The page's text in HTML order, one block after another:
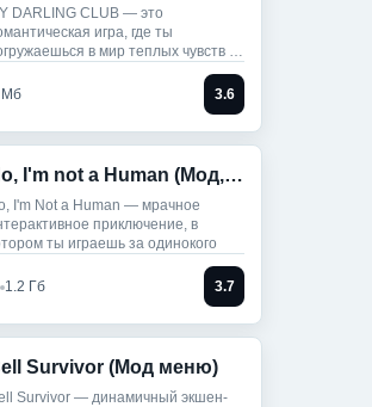
DARLING CLUB — это
игра, где ты
в мир теплых чувств и
Мб 3.6
No, I'm not a Human (Мод, Unlocked)
I'm Not a Human — мрачное
приключение, в
ты играешь за одинокого
1.2 Гб 3.7
Survivor (Мод меню)
Survivor — динамичный экшен-